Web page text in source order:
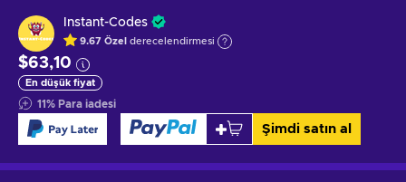
Instant-Codes
9.67 Özel derecelendirmesi
$63,10
En düşük fiyat
11% Para iadesi
Şimdi satın al